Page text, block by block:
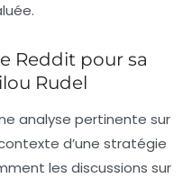
Reddit pour sa
Rudel
analyse pertinente sur
d’une stratégie
les discussions sur